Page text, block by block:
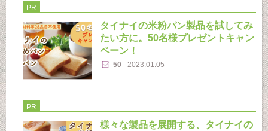
PR
タイナイの米粉パン製品を試してみ
たい方に。50名様プレゼントキャン
ペーン！
50 2023.01.05
PR
様々な製品を展開する、タイナイの